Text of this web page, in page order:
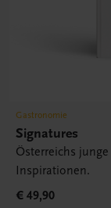
Gastronomie
Signatures
Österreichs
Inspirationen.
€ 49,90